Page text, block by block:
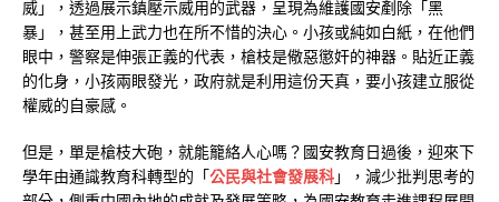
威」，透過展示鎮壓示威用的武器，呈現為維護國安剷除「黑
暴」，甚至用上武力也在所不惜的決心。小孩或純如白紙，在他們
眼中，警察是伸張正義的代表，槍枝是儆惡懲奸的神器。貼近正義
的化身，小孩兩眼發光，政府就是利用這份天真，要小孩建立服從
權威的自豪感。
但是，單是槍枝大砲，就能籠絡人心嗎？國安教育日過後，迎來下
學年由通識教育科轉型的「公民與社會發展科」，減少批判思考的